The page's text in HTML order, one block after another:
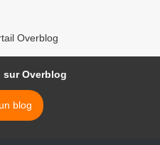
Overblog
sur Overblog
blog